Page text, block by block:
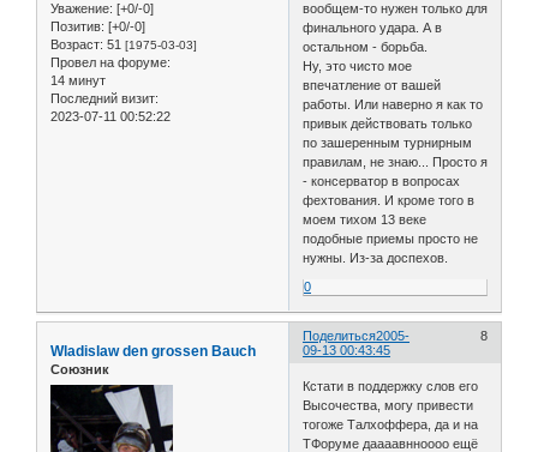
Уважение: [+0/-0]
Позитив: [+0/-0]
Возраст: 51 [1975-03-03]
Провел на форуме:
14 минут
Последний визит:
2023-07-11 00:52:22
вообщем-то нужен только для
финального удара. А в
остальном - борьба.
Ну, это чисто мое
впечатление от вашей
работы. Или наверно я как то
привык действовать только
по зашеренным турнирным
правилам, не знаю... Просто я
- консерватор в вопросах
фехтования. И кроме того в
моем тихом 13 веке
подобные приемы просто не
нужны. Из-за доспехов.
0
Поделиться 8
2005-
09-13 00:43:45
Wladislaw den grossen Bauch
Союзник
Кстати в поддержку слов его
Высочества, могу привести
тогоже Талхоффера, да и на
ТФоруме даааавнноооо ещё